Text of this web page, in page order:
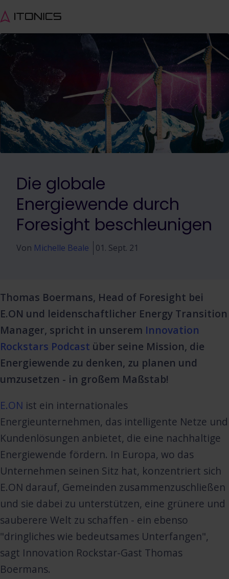
Die globale
Energiewende durch
Foresight beschleunigen
Von Michelle Beale 01. Sept. 21
Thomas Boermans, Head of Foresight bei
E.ON und leidenschaftlicher Energy Transition
Manager, spricht in unserem Innovation
Rockstars Podcast über seine Mission, die
Energiewende zu denken, zu planen und
umzusetzen - in großem Maßstab!
E.ON ist ein internationales
Energieunternehmen, das intelligente Netze und
Kundenlösungen anbietet, die eine nachhaltige
Energiewende fördern. In Europa, wo das
Unternehmen seinen Sitz hat, konzentriert sich
E.ON darauf, Gemeinden zusammenzuschließen
und sie dabei zu unterstützen, eine grünere und
sauberere Welt zu schaffen - ein ebenso
"dringliches wie bedeutsames Unterfangen",
sagt Innovation Rockstar-Gast Thomas
Boermans.